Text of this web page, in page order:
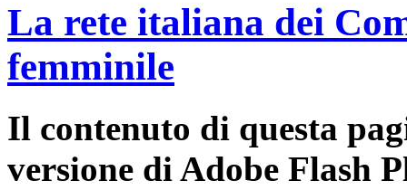
La rete italiana dei
femminile
Il contenuto di questa
versione di Adobe Flash